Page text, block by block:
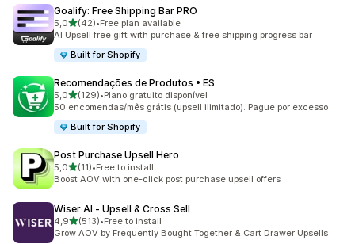
Goalify: Free Shipping Bar PRO
5,0de 5 estrelas
(42)
42 total de avaliações
•Free plan available
AI Upsell free gift with purchase & free shipping progress bar
Built for Shopify
Recomendações de Produtos • ES
5,0de 5 estrelas
(129)
129 total de avaliações
•Plano gratuito disponível
50 encomendas/mês grátis (upsell ilimitado). Pague por excesso
Built for Shopify
Post Purchase Upsell Hero
5,0de 5 estrelas
(11)
11 total de avaliações
•Free to install
Boost AOV with one-click post purchase upsell offers
Wiser AI ‑ Upsell & Cross Sell
4,9de 5 estrelas
(513)
513 total de avaliações
•Free to install
Grow AOV by Frequently Bought Together & Cart Drawer Upsells